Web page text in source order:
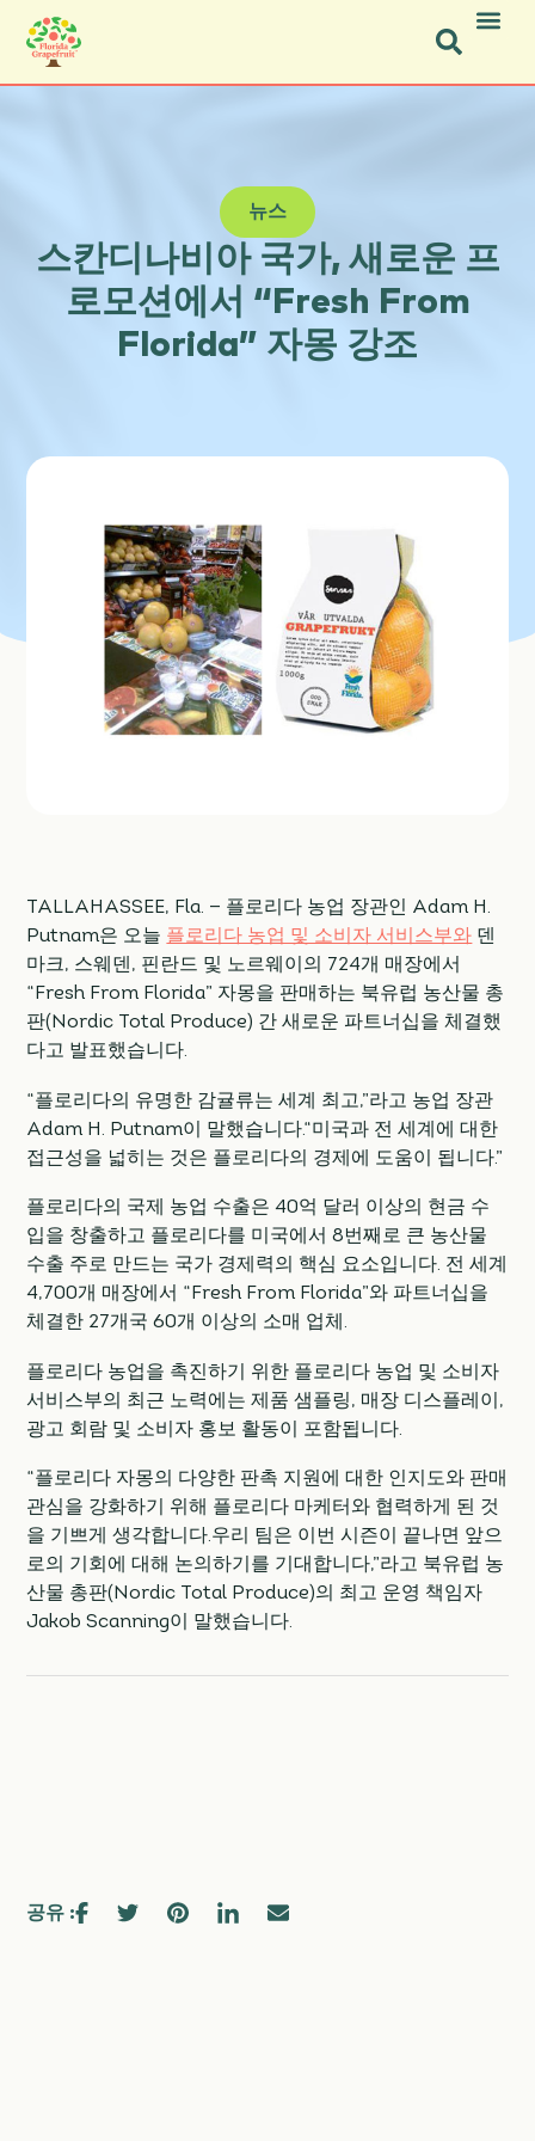
뉴스
스칸디나비아 국가, 새로운 프
로모션에서 “Fresh From
Florida” 자몽 강조
TALLAHASSEE, Fla. — 플로리다 농업 장관인 Adam H.
Putnam은 오늘 플로리다 농업 및 소비자 서비스부와 덴
마크, 스웨덴, 핀란드 및 노르웨이의 724개 매장에서
“Fresh From Florida” 자몽을 판매하는 북유럽 농산물 총
판(Nordic Total Produce) 간 새로운 파트너십을 체결했
다고 발표했습니다.
“플로리다의 유명한 감귤류는 세계 최고,”라고 농업 장관
Adam H. Putnam이 말했습니다.“미국과 전 세계에 대한
접근성을 넓히는 것은 플로리다의 경제에 도움이 됩니다.”
플로리다의 국제 농업 수출은 40억 달러 이상의 현금 수
입을 창출하고 플로리다를 미국에서 8번째로 큰 농산물
수출 주로 만드는 국가 경제력의 핵심 요소입니다. 전 세계
4,700개 매장에서 “Fresh From Florida”와 파트너십을
체결한 27개국 60개 이상의 소매 업체.
플로리다 농업을 촉진하기 위한 플로리다 농업 및 소비자
서비스부의 최근 노력에는 제품 샘플링, 매장 디스플레이,
광고 회람 및 소비자 홍보 활동이 포함됩니다.
“플로리다 자몽의 다양한 판촉 지원에 대한 인지도와 판매
관심을 강화하기 위해 플로리다 마케터와 협력하게 된 것
을 기쁘게 생각합니다.우리 팀은 이번 시즌이 끝나면 앞으
로의 기회에 대해 논의하기를 기대합니다,”라고 북유럽 농
산물 총판(Nordic Total Produce)의 최고 운영 책임자
Jakob Scanning이 말했습니다.
공유 :